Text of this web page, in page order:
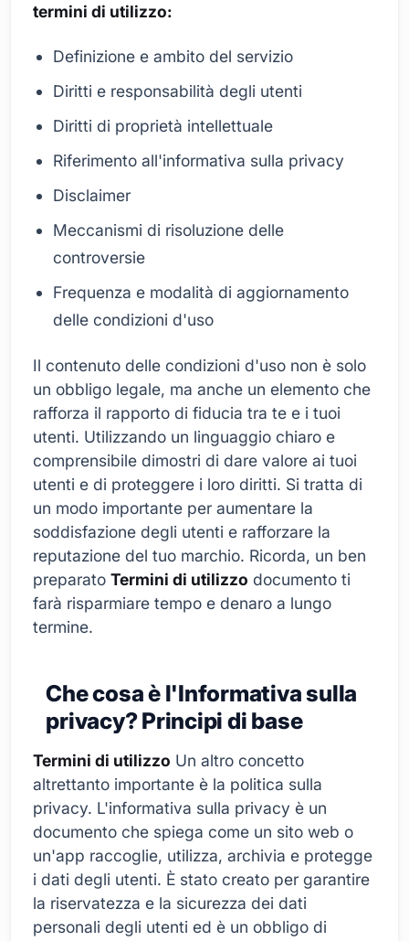
termini di utilizzo:
Definizione e ambito del servizio
Diritti e responsabilità degli utenti
Diritti di proprietà intellettuale
Riferimento all'informativa sulla privacy
Disclaimer
Meccanismi di risoluzione delle
controversie
Frequenza e modalità di aggiornamento
delle condizioni d'uso
Il contenuto delle condizioni d'uso non è solo
un obbligo legale, ma anche un elemento che
rafforza il rapporto di fiducia tra te e i tuoi
utenti. Utilizzando un linguaggio chiaro e
comprensibile dimostri di dare valore ai tuoi
utenti e di proteggere i loro diritti. Si tratta di
un modo importante per aumentare la
soddisfazione degli utenti e rafforzare la
reputazione del tuo marchio. Ricorda, un ben
preparato Termini di utilizzo documento ti
farà risparmiare tempo e denaro a lungo
termine.
Che cosa è l'Informativa sulla
privacy? Principi di base
Termini di utilizzo Un altro concetto
altrettanto importante è la politica sulla
privacy. L'informativa sulla privacy è un
documento che spiega come un sito web o
un'app raccoglie, utilizza, archivia e protegge
i dati degli utenti. È stato creato per garantire
la riservatezza e la sicurezza dei dati
personali degli utenti ed è un obbligo di